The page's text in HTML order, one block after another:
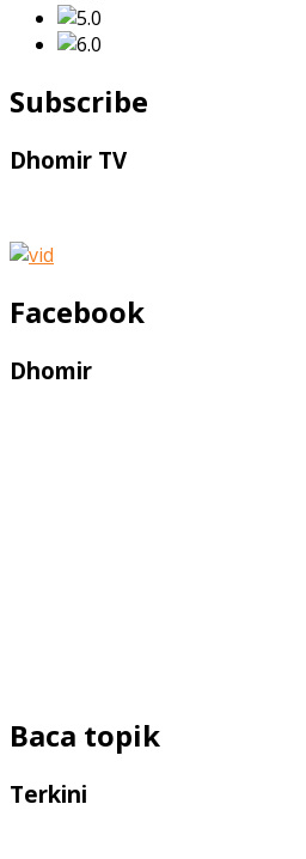
Subscribe
Dhomir TV
Facebook
Dhomir
Baca topik
Terkini